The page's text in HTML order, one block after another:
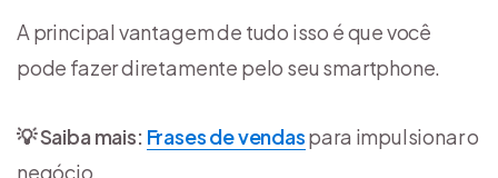
A principal vantagem de tudo isso é que você
pode fazer diretamente pelo seu smartphone.
💡 Saiba mais: Frases de vendaspara impulsionar o
negócio